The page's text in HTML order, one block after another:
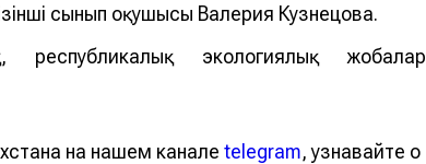
сынып оқушысы Валерия Кузнецова.
экологиялық жобалар
на нашем канале telegram, узнавайте о